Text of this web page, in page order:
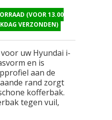
(VOOR 13.00
VERZONDEN)
uw Hyundai i-
en is
aan de
rand zorgt
kofferbak.
tegen vuil,